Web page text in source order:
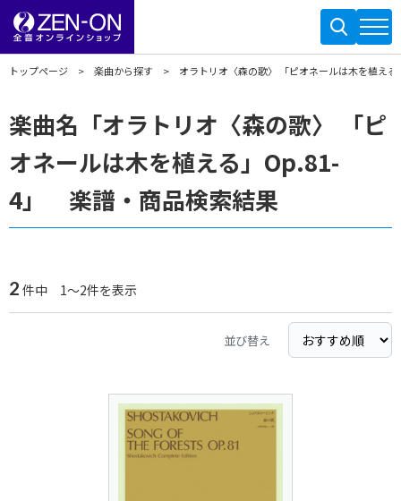
トップページ 楽曲から探す オラトリオ〈森の歌〉 「ピオネールは木を植え
楽曲名「オラトリオ〈森の歌〉 「ピ
オネールは木を植える」Op.81-
4」 楽譜・商品検索結果
2 件中 1～2件を表示
並び替え